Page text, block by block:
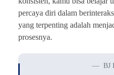
percaya diri dalam
yang terpenting adalah
prosesnya.
BJ